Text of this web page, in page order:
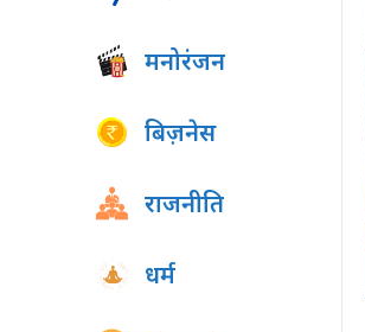
मनोरंजन
बिज़नेस
राजनीति
धर्म